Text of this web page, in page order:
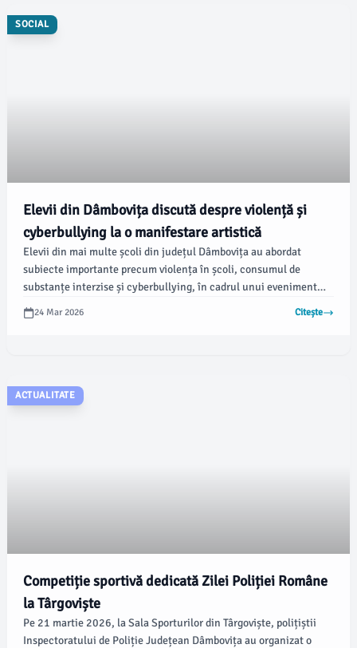
SOCIAL
Elevii din Dâmbovița discută despre violență și
cyberbullying la o manifestare artistică
Elevii din mai multe școli din județul Dâmbovița au abordat
subiecte importante precum violența în școli, consumul de
substanțe interzise și cyberbullying, în cadrul unui eveniment
organizat recent de Inspectoratul de Poliție Județean Dâmbovița.
Conform damboviteanul.com, manifestarea s-a desfășurat pe
24 Mar 2026 Citește
ACTUALITATE
Competiție sportivă dedicată Zilei Poliției Române
la Târgoviște
Pe 21 martie 2026, la Sala Sporturilor din Târgoviște, polițiștii
Inspectoratului de Poliție Județean Dâmbovița au organizat o